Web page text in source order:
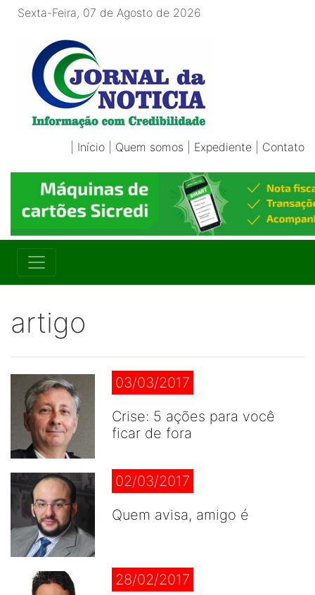
Sexta-Feira, 07 de Agosto de 2026
Início Quem somos Expediente Contato
artigo
03/03/2017
Crise: 5 ações para você
ficar de fora
02/03/2017
Quem avisa, amigo é
28/02/2017